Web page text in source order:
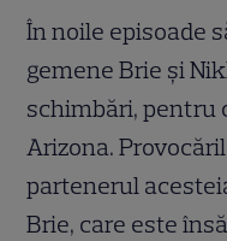
În noile episoade
gemene Brie și
schimbări, pentru
Arizona.
partenerul
Brie, care este